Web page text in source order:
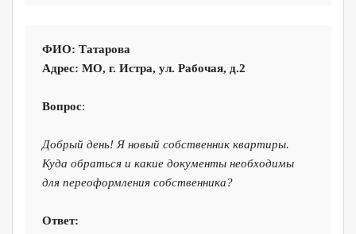
ФИО: Татарова
Адрес: МО, г. Истра, ул. Рабочая, д.2
Вопрос:
Добрый день! Я новый собственник квартиры.
Куда обраться и какие документы необходимы
для переоформления собственника?
Ответ: